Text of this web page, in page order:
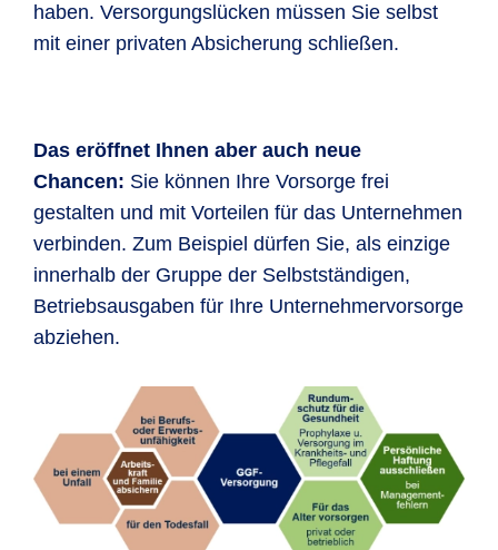
haben. Versorgungslücken müssen Sie selbst
mit einer privaten Absicherung schließen.
Das eröffnet Ihnen aber auch neue
Chancen: Sie können Ihre Vorsorge frei
gestalten und mit Vorteilen für das Unternehmen
verbinden. Zum Beispiel dürfen Sie, als einzige
innerhalb der Gruppe der Selbstständigen,
Betriebsausgaben für Ihre Unternehmervorsorge
abziehen.